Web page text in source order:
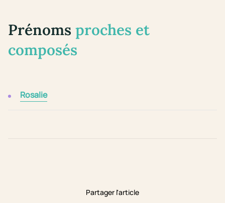
Partager l'article
Prénoms proches et
composés
Rosalie